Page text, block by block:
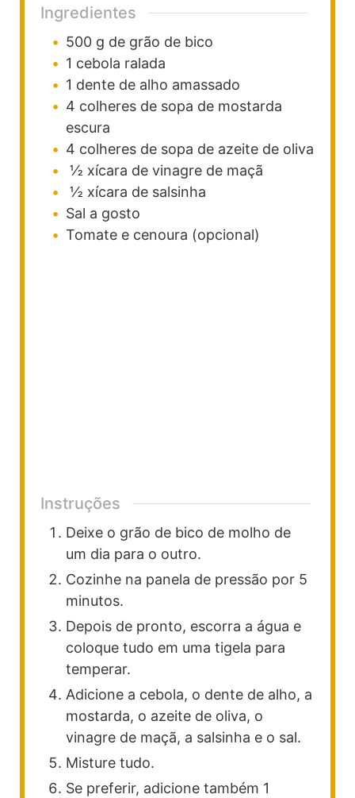
Ingredientes
500 g de grão de bico
1 cebola ralada
1 dente de alho amassado
4 colheres de sopa de mostarda
escura
4 colheres de sopa de azeite de oliva
½ xícara de vinagre de maçã
½ xícara de salsinha
Sal a gosto
Tomate e cenoura (opcional)
Instruções
Deixe o grão de bico de molho de
um dia para o outro.
Cozinhe na panela de pressão por 5
minutos.
Depois de pronto, escorra a água e
coloque tudo em uma tigela para
temperar.
Adicione a cebola, o dente de alho, a
mostarda, o azeite de oliva, o
vinagre de maçã, a salsinha e o sal.
Misture tudo.
Se preferir, adicione também 1